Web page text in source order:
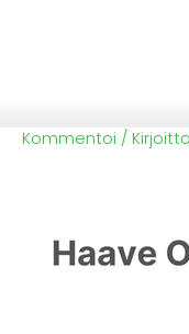
Kommentoi /